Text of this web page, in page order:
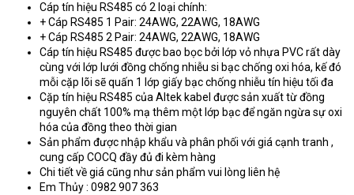
Cáp tín hiệu RS485 có 2 loại chính:
+ Cáp RS485 1 Pair: 24AWG, 22AWG, 18AWG
+ Cáp RS485 2 Pair: 24AWG, 22AWG, 18AWG
Cáp tín hiệu RS485 được bao bọc bởi lớp vỏ nhựa PVC rất dày
cùng với lớp lưới đồng chống nhiễu si bạc chống oxi hóa, kế đó
mỗi cặp lõi sẽ quấn 1 lớp giấy bạc chống nhiễu tín hiệu tối đa
Cặp tín hiệu RS485 của Altek kabel được sản xuất từ đồng
nguyên chất 100% mạ thêm một lớp bạc để ngăn ngừa sự oxi
hóa của đồng theo thời gian
Sản phẩm được nhập khẩu và phân phối với giá cạnh tranh ,
cung cấp COCQ đầy đủ đi kèm hàng
Chi tiết về giá cũng như sản phẩm vui lòng liên hệ
Em Thủy : 0982 907 363